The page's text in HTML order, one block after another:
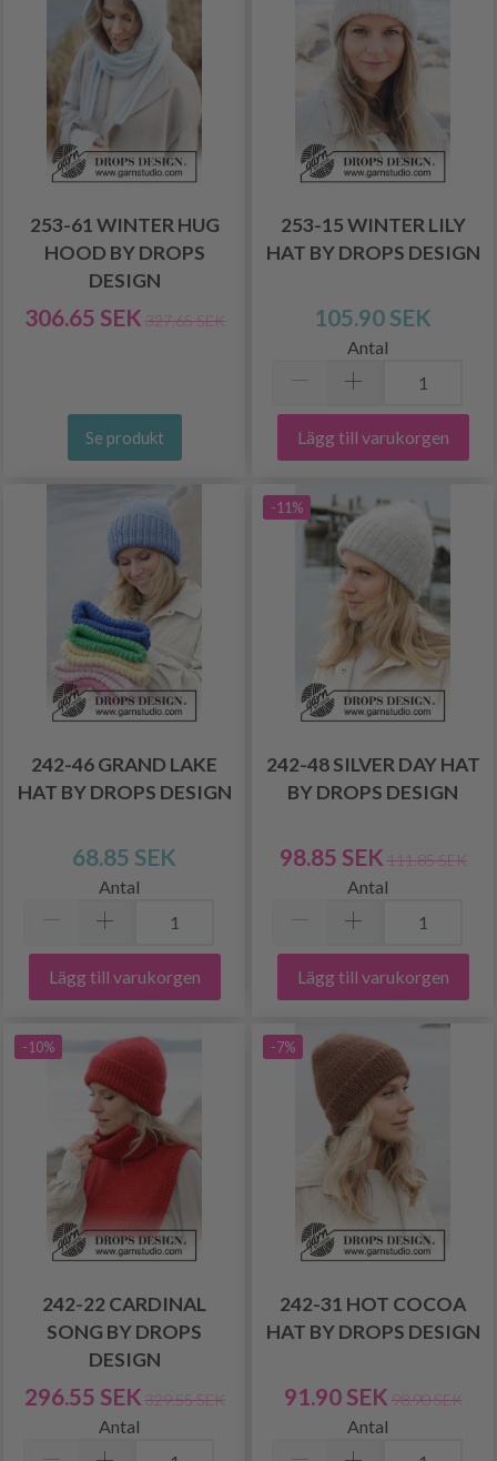
253-61 WINTER HUG
HOOD BY DROPS
DESIGN
306.65 SEK 327.65 SEK
Se produkt
253-15 WINTER LILY
HAT BY DROPS DESIGN
105.90 SEK
Antal
Lägg till varukorgen
242-46 GRAND LAKE
HAT BY DROPS DESIGN
68.85 SEK
Antal
Lägg till varukorgen
-11%
242-48 SILVER DAY HAT
BY DROPS DESIGN
98.85 SEK 111.85 SEK
Antal
Lägg till varukorgen
-10%
242-22 CARDINAL
SONG BY DROPS
DESIGN
296.55 SEK 329.55 SEK
Antal
-7%
242-31 HOT COCOA
HAT BY DROPS DESIGN
91.90 SEK 98.90 SEK
Antal